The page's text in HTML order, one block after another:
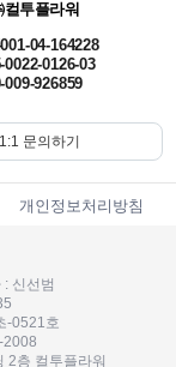
투플라워
04-164228
0126-03
926859
1:1 문의하기
개인정보처리방침
신선범
-0521호
2008
2층 컬투플라워